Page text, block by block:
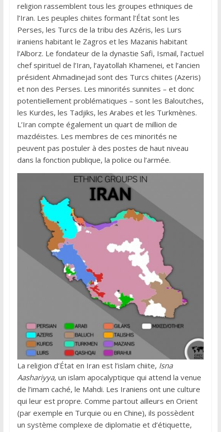
religion rassemblent tous les groupes ethniques de
l’Iran. Les peuples chiites formant l’État sont les
Perses, les Turcs de la tribu des Azéris, les Lurs
iraniens habitant le Zagros et les Mazanis habitant
l’Alborz. Le fondateur de la dynastie Safi, Ismail, l’actuel
chef spirituel de l’Iran, l’ayatollah Khamenei, et l’ancien
président Ahmadinejad sont des Turcs chiites (Azeris)
et non des Perses. Les minorités sunnites – et donc
potentiellement problématiques – sont les Baloutches,
les Kurdes, les Tadjiks, les Arabes et les Turkmènes.
L’Iran compte également un quart de million de
mazdéistes. Les membres de ces minorités ne
peuvent pas postuler à des postes de haut niveau
dans la fonction publique, la police ou l’armée.
La religion d’État en Iran est l’islam chiite, Isna
Aashariyya, un islam apocalyptique qui attend la venue
de l’imam caché, le Mahdi. Les Iraniens ont une culture
qui leur est propre. Comme partout ailleurs en Orient
(par exemple en Turquie ou en Chine), ils possèdent
un système complexe de diplomatie et d’étiquette,